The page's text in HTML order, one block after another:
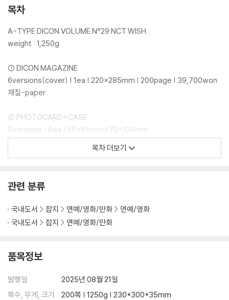
목차
A-TYPE DICON VOLUME N°29 NCT WISH
weight : 1,250g
① DICON MAGAZINE
6versions(cover) | 1ea | 220×285mm | 200page | 39,700won
재질-paper
② PHOTOCARD+CASE
6versions | 4ea | 55×85mm+70×100mm
재질-paper
재질-acrylic
④ IDENTITY CARD+CASE
6versions | 1ea | 85×55mm+97×67mm
Outbox size : 230×300×35mm
목차 더보기
관련 분류
국내도서 잡지 연예/영화/만화
연예/영화
국내도서
잡지 연예/영화/만화
품목정보
발행일
2025년 08월 21일
쪽수, 무게, 크기
200쪽 | 1250g | 230*300*35mm